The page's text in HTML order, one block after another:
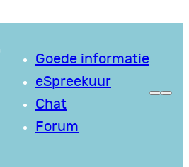
Goede informatie
eSpreekuur
Chat
Forum